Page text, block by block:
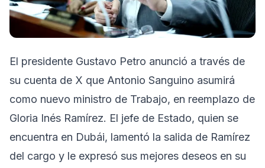
El presidente Gustavo Petro anunció a través de
su cuenta de X que Antonio Sanguino asumirá
como nuevo ministro de Trabajo, en reemplazo de
Gloria Inés Ramírez. El jefe de Estado, quien se
encuentra en Dubái, lamentó la salida de Ramírez
del cargo y le expresó sus mejores deseos en su